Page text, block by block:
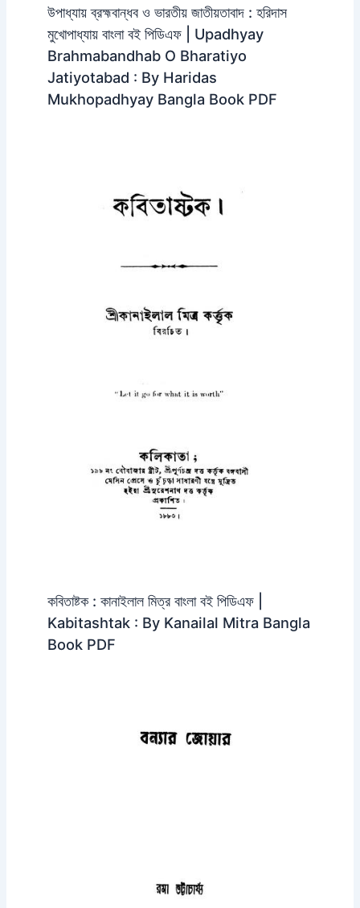
উপাধ্যায় ব্রহ্মবান্ধব ও ভারতীয় জাতীয়তাবাদ : হরিদাস
মুখোপাধ্যায় বাংলা বই পিডিএফ | Upadhyay
Brahmabandhab O Bharatiyo
Jatiyotabad : By Haridas
Mukhopadhyay Bangla Book PDF
কবিতাষ্টক : কানাইলাল মিত্র বাংলা বই পিডিএফ |
Kabitashtak : By Kanailal Mitra Bangla
Book PDF